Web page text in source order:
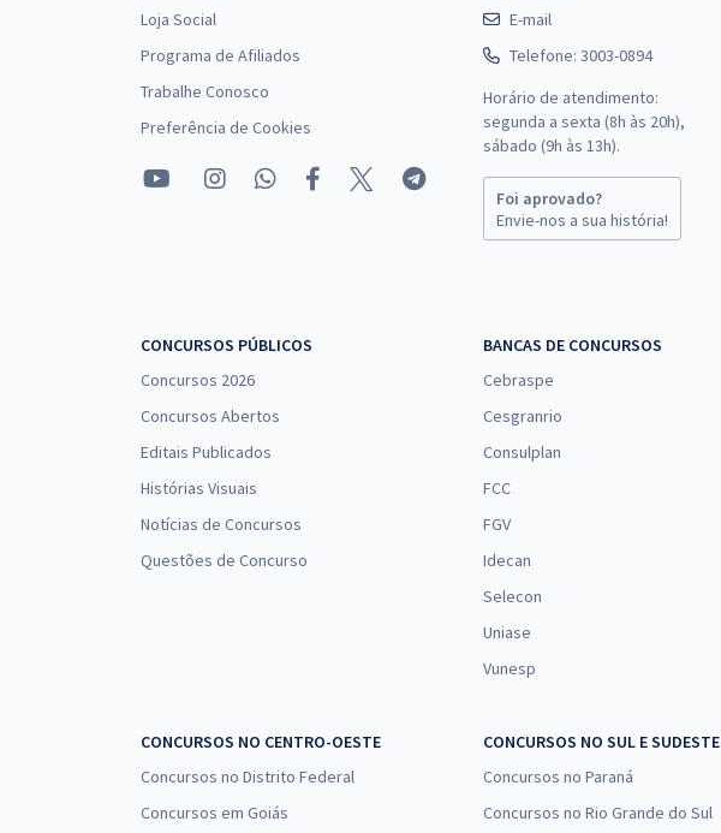
Loja Social
Programa de Afiliados
Trabalhe Conosco
Preferência de Cookies
E-mail
Telefone: 3003-0894
Horário de atendimento:
segunda a sexta (8h às 20h),
sábado (9h às 13h).
Foi aprovado?
Envie-nos a sua história!
CONCURSOS PÚBLICOS
Concursos 2026
Concursos Abertos
Editais Publicados
Histórias Visuais
Notícias de Concursos
Questões de Concurso
BANCAS DE CONCURSOS
Cebraspe
Cesgranrio
Consulplan
FCC
FGV
Idecan
Selecon
Uniase
Vunesp
CONCURSOS NO CENTRO-OESTE
Concursos no Distrito Federal
Concursos em Goiás
CONCURSOS NO SUL E SUDESTE
Concursos no Paraná
Concursos no Rio Grande do Sul